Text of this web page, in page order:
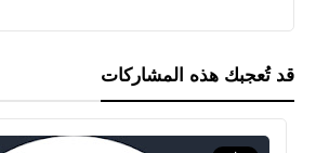
قد تُعجبك هذه المشاركات